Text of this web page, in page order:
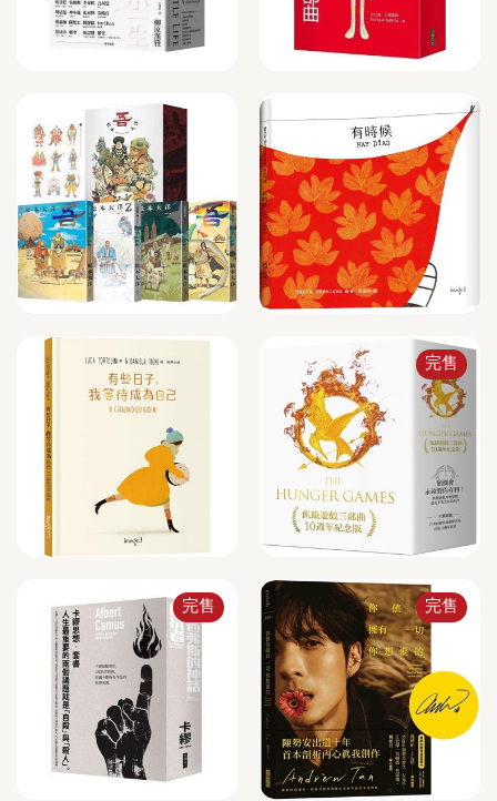
完售
完售 完售